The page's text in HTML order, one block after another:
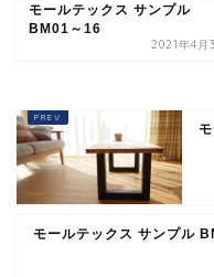
モールテックス サンプル
BM01～16
2021年4月
モールテックス サンプル